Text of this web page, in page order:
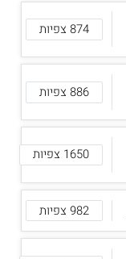
874 צפיות
886 צפיות
1650 צפיות
982 צפיות